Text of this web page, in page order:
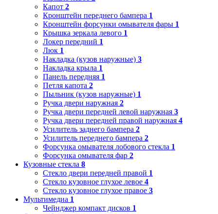
Капот 2
Кронштейн переднего бампера 1
Кронштейн форсунки омывателя фары 1
Крышка зеркала левого 1
Локер передний 1
Люк 1
Накладка (кузов наружные) 3
Накладка крыла 1
Панель передняя 1
Петля капота 2
Пыльник (кузов наружные) 1
Ручка двери наружная 2
Ручка двери передней левой наружная 3
Ручка двери передней правой наружная 4
Усилитель заднего бампера 2
Усилитель переднего бампера 2
Форсунка омывателя лобового стекла 1
Форсунка омывателя фар 2
Кузовные стекла 8
Стекло двери передней правой 1
Стекло кузовное глухое левое 4
Стекло кузовное глухое правое 3
Мультимедиа 1
Чейнджер компакт дисков 1